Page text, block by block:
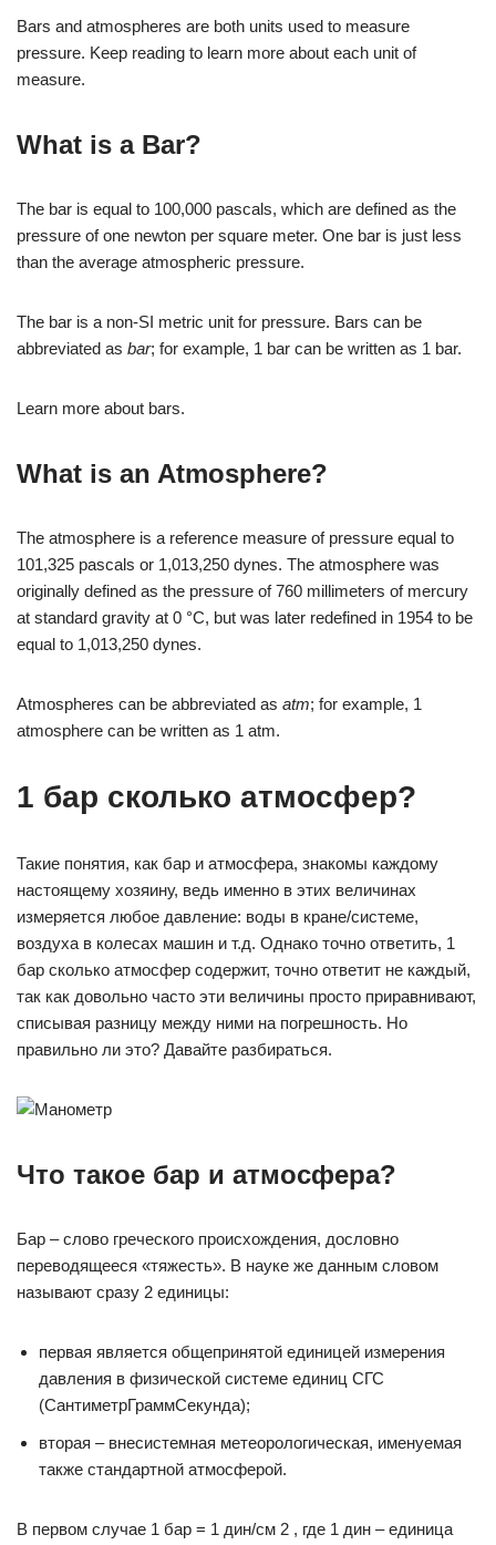
Bars and atmospheres are both units used to measure
pressure. Keep reading to learn more about each unit of
measure.
What is a Bar?
The bar is equal to 100,000 pascals, which are defined as the
pressure of one newton per square meter. One bar is just less
than the average atmospheric pressure.
The bar is a non-SI metric unit for pressure. Bars can be
abbreviated as bar; for example, 1 bar can be written as 1 bar.
Learn more about bars.
What is an Atmosphere?
The atmosphere is a reference measure of pressure equal to
101,325 pascals or 1,013,250 dynes. The atmosphere was
originally defined as the pressure of 760 millimeters of mercury
at standard gravity at 0 °C, but was later redefined in 1954 to be
equal to 1,013,250 dynes.
Atmospheres can be abbreviated as atm; for example, 1
atmosphere can be written as 1 atm.
1 бар сколько атмосфер?
Такие понятия, как бар и атмосфера, знакомы каждому
настоящему хозяину, ведь именно в этих величинах
измеряется любое давление: воды в кране/системе,
воздуха в колесах машин и т.д. Однако точно ответить, 1
бар сколько атмосфер содержит, точно ответит не каждый,
так как довольно часто эти величины просто приравнивают,
списывая разницу между ними на погрешность. Но
правильно ли это? Давайте разбираться.
Что такое бар и атмосфера?
Бар – слово греческого происхождения, дословно
переводящееся «тяжесть». В науке же данным словом
называют сразу 2 единицы:
первая является общепринятой единицей измерения
давления в физической системе единиц СГС
(СантиметрГраммСекунда);
вторая – внесистемная метеорологическая, именуемая
также стандартной атмосферой.
В первом случае 1 бар = 1 дин/см 2 , где 1 дин – единица